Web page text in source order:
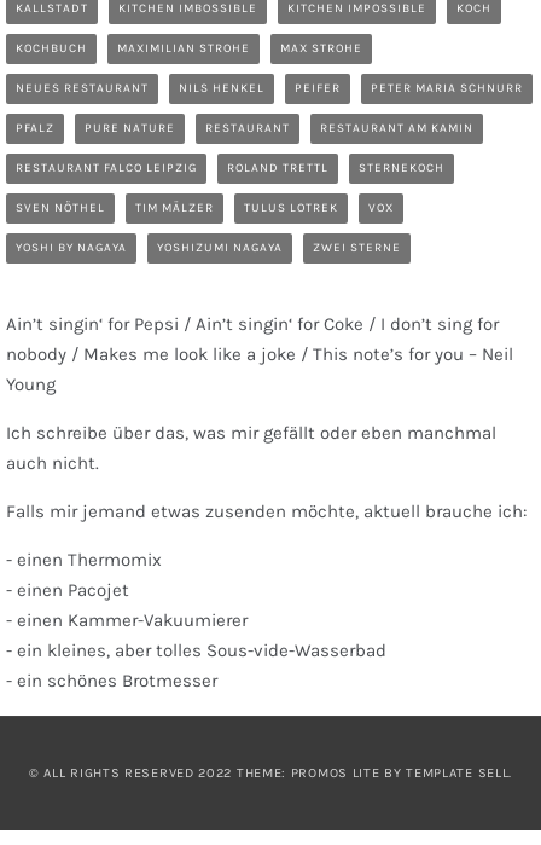
KALLSTADT KITCHEN IMBOSSIBLE KITCHEN IMPOSSIBLE KOCH
KOCHBUCH MAXIMILIAN STROHE MAX STROHE
NEUES RESTAURANT NILS HENKEL PEIFER PETER MARIA SCHNURR
PFALZ PURE NATURE RESTAURANT RESTAURANT AM KAMIN
RESTAURANT FALCO LEIPZIG ROLAND TRETTL STERNEKOCH
SVEN NÖTHEL TIM MÄLZER TULUS LOTREK VOX
YOSHI BY NAGAYA YOSHIZUMI NAGAYA ZWEI STERNE
Ain’t singin‘ for Pepsi / Ain’t singin‘ for Coke / I don’t sing for
nobody / Makes me look like a joke / This note’s for you – Neil
Young
Ich schreibe über das, was mir gefällt oder eben manchmal
auch nicht.
Falls mir jemand etwas zusenden möchte, aktuell brauche ich:
- einen Thermomix
- einen Pacojet
- einen Kammer-Vakuumierer
- ein kleines, aber tolles Sous-vide-Wasserbad
- ein schönes Brotmesser
© ALL RIGHTS RESERVED 2022 THEME: PROMOS LITE BYTEMPLATE SELL.